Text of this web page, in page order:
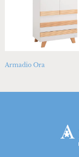
Armadio Ora